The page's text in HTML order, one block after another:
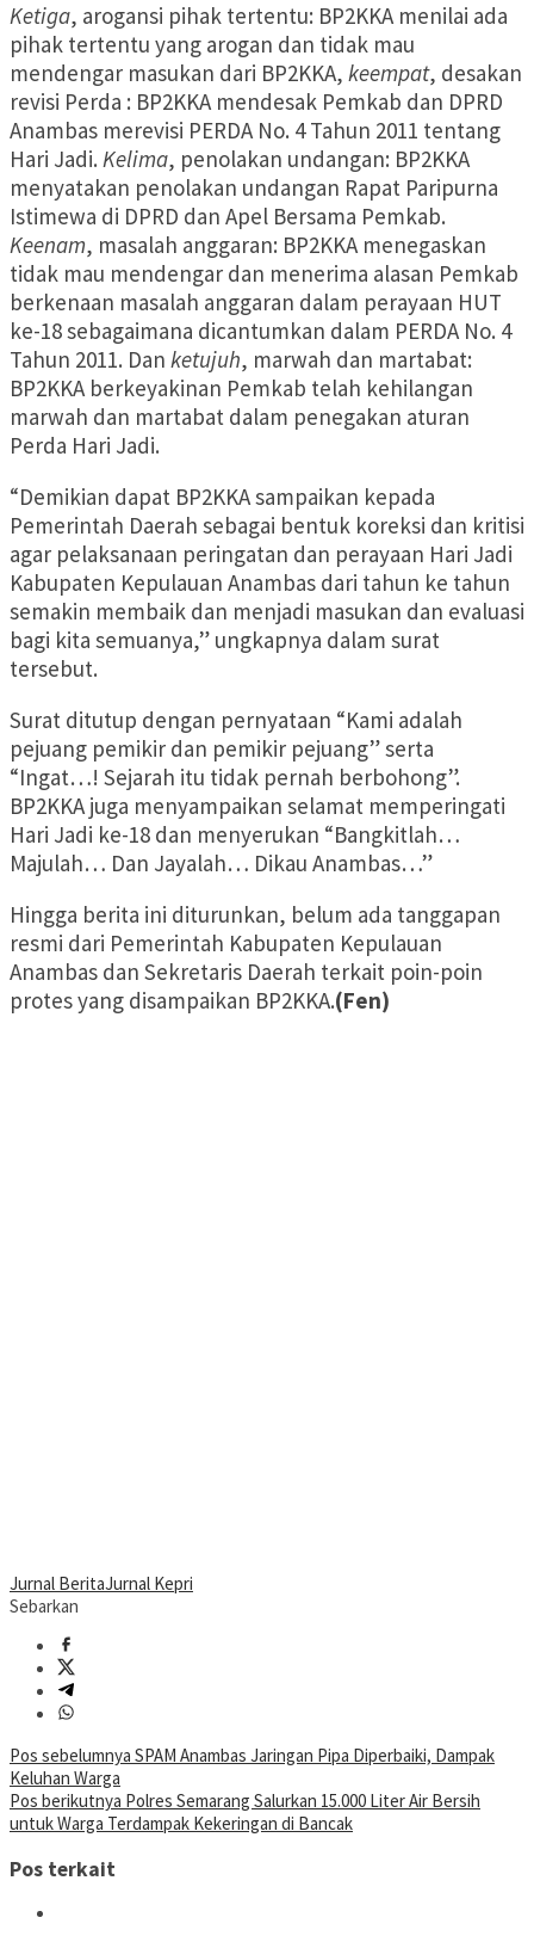
Ketiga, arogansi pihak tertentu: BP2KKA menilai ada
pihak tertentu yang arogan dan tidak mau
mendengar masukan dari BP2KKA, keempat, desakan
revisi Perda : BP2KKA mendesak Pemkab dan DPRD
Anambas merevisi PERDA No. 4 Tahun 2011 tentang
Hari Jadi. Kelima, penolakan undangan: BP2KKA
menyatakan penolakan undangan Rapat Paripurna
Istimewa di DPRD dan Apel Bersama Pemkab.
Keenam, masalah anggaran: BP2KKA menegaskan
tidak mau mendengar dan menerima alasan Pemkab
berkenaan masalah anggaran dalam perayaan HUT
ke-18 sebagaimana dicantumkan dalam PERDA No. 4
Tahun 2011. Dan ketujuh, marwah dan martabat:
BP2KKA berkeyakinan Pemkab telah kehilangan
marwah dan martabat dalam penegakan aturan
Perda Hari Jadi.
“Demikian dapat BP2KKA sampaikan kepada
Pemerintah Daerah sebagai bentuk koreksi dan kritisi
agar pelaksanaan peringatan dan perayaan Hari Jadi
Kabupaten Kepulauan Anambas dari tahun ke tahun
semakin membaik dan menjadi masukan dan evaluasi
bagi kita semuanya,” ungkapnya dalam surat
tersebut.
Surat ditutup dengan pernyataan “Kami adalah
pejuang pemikir dan pemikir pejuang” serta
“Ingat…! Sejarah itu tidak pernah berbohong”.
BP2KKA juga menyampaikan selamat memperingati
Hari Jadi ke-18 dan menyerukan “Bangkitlah…
Majulah… Dan Jayalah… Dikau Anambas…”
Hingga berita ini diturunkan, belum ada tanggapan
resmi dari Pemerintah Kabupaten Kepulauan
Anambas dan Sekretaris Daerah terkait poin-poin
protes yang disampaikan BP2KKA.(Fen)
Jurnal BeritaJurnal Kepri
Sebarkan
Navigasi
pos
Pos sebelumnya SPAM Anambas Jaringan Pipa Diperbaiki, Dampak
Keluhan Warga
Pos berikutnya Polres Semarang Salurkan 15.000 Liter Air Bersih
untuk Warga Terdampak Kekeringan di Bancak
Pos terkait